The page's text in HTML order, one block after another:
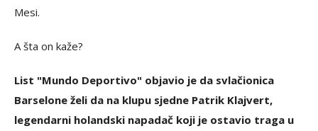
Mesi.
A šta on kaže?
List "Mundo Deportivo" objavio je da svlačionica
Barselone želi da na klupu sjedne Patrik Klajvert,
legendarni holandski napadač koji je ostavio traga u